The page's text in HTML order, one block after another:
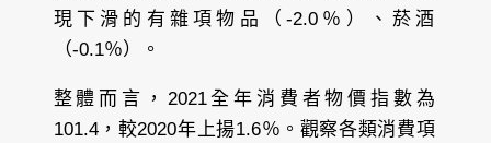
現下滑的有雜項物品（-2.0％）、菸酒
（-0.1％）。
整體而言，2021全年消費者物價指數為
101.4，較2020年上揚1.6％。觀察各類消費項